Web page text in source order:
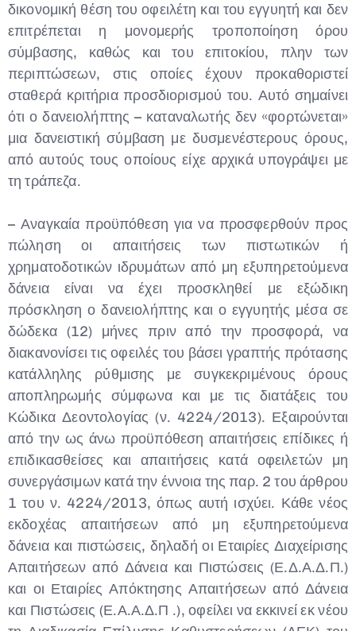
δικονομική θέση του οφειλέτη και του εγγυητή και δεν
επιτρέπεται η μονομερής τροποποίηση όρου
σύμβασης, καθώς και του επιτοκίου, πλην των
περιπτώσεων, στις οποίες έχουν προκαθοριστεί
σταθερά κριτήρια προσδιορισμού του. Αυτό σημαίνει
ότι ο δανειολήπτης – καταναλωτής δεν «φορτώνεται»
μια δανειστική σύμβαση με δυσμενέστερους όρους,
από αυτούς τους οποίους είχε αρχικά υπογράψει με
τη τράπεζα.
– Αναγκαία προϋπόθεση για να προσφερθούν προς
πώληση οι απαιτήσεις των πιστωτικών ή
χρηματοδοτικών ιδρυμάτων από μη εξυπηρετούμενα
δάνεια είναι να έχει προσκληθεί με εξώδικη
πρόσκληση ο δανειολήπτης και ο εγγυητής μέσα σε
δώδεκα (12) μήνες πριν από την προσφορά, να
διακανονίσει τις οφειλές του βάσει γραπτής πρότασης
κατάλληλης ρύθμισης με συγκεκριμένους όρους
αποπληρωμής σύμφωνα και με τις διατάξεις του
Κώδικα Δεοντολογίας (ν. 4224/2013). Εξαιρούνται
από την ως άνω προϋπόθεση απαιτήσεις επίδικες ή
επιδικασθείσες και απαιτήσεις κατά οφειλετών μη
συνεργάσιμων κατά την έννοια της παρ. 2 του άρθρου
1 του ν. 4224/2013, όπως αυτή ισχύει. Κάθε νέος
εκδοχέας απαιτήσεων από μη εξυπηρετούμενα
δάνεια και πιστώσεις, δηλαδή οι Εταιρίες Διαχείρισης
Απαιτήσεων από Δάνεια και Πιστώσεις (Ε.Δ.Α.Δ.Π.)
και οι Εταιρίες Απόκτησης Απαιτήσεων από Δάνεια
και Πιστώσεις (Ε.Α.Α.Δ.Π .), οφείλει να εκκινεί εκ νέου